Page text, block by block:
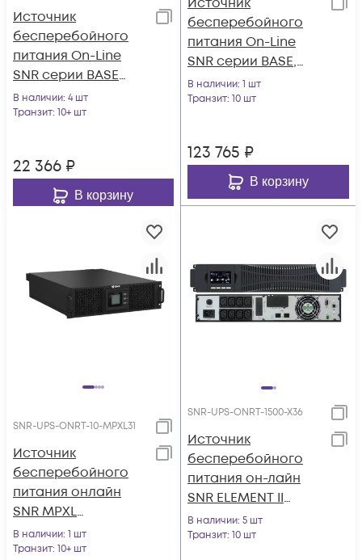
Источник
бесперебойного
питания On-Line
SNR серии BASE
1кВА/0.9кВт, 36VDC
В наличии: 4 шт
Транзит: 10+ шт
22 366 ₽
В корзину
бесперебойного
питания On-Line
SNR серии BASE,
10кВА/10кВт, без АКБ
(ток заряда 12А)
В наличии: 1 шт
Транзит: 10 шт
123 765 ₽
В корзину
SNR-UPS-ONRT-10-MPXL31
Источник
бесперебойного
питания онлайн
SNR MPXL
10кВА/9кВт, 3ф:1ф,
240В(DC), LCD, 14А,
В наличии: 1 шт
Транзит: 10+ шт
SNR-UPS-ONRT-1500-X36
Источник
бесперебойного
питания он-лайн
SNR ELEMENT II
1500ВА/1500Вт (PF-
1.0), 1ф:1ф (220-240В),
В наличии: 5 шт
Транзит: 10 шт